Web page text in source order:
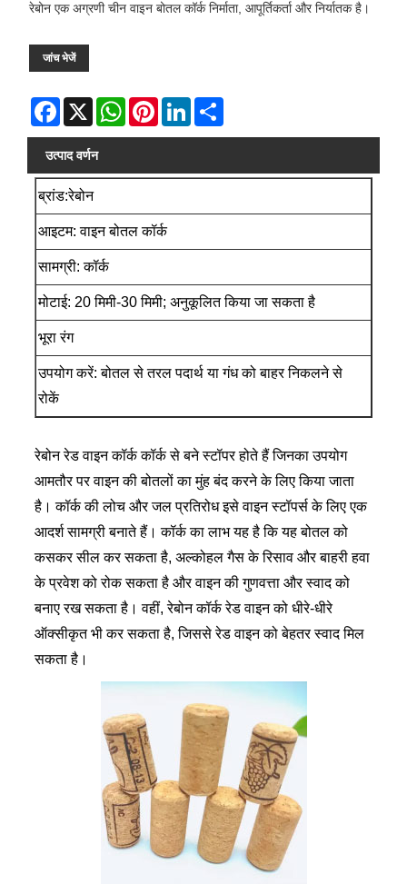
रेबोन एक अग्रणी चीन वाइन बोतल कॉर्क निर्माता, आपूर्तिकर्ता और निर्यातक है।
जांच भेजें
Facebook
X WhatsAppPinterestLinkedIn
उत्पाद वर्णन
ब्रांड:रेबोन
आइटम: वाइन बोतल कॉर्क
सामग्री: कॉर्क
मोटाई: 20 मिमी-30 मिमी; अनुकूलित किया जा सकता है
भूरा रंग
उपयोग करें: बोतल से तरल पदार्थ या गंध को बाहर निकलने से
रोकें
रेबोन रेड वाइन कॉर्क कॉर्क से बने स्टॉपर होते हैं जिनका उपयोग
आमतौर पर वाइन की बोतलों का मुंह बंद करने के लिए किया जाता
है। कॉर्क की लोच और जल प्रतिरोध इसे वाइन स्टॉपर्स के लिए एक
आदर्श सामग्री बनाते हैं। कॉर्क का लाभ यह है कि यह बोतल को
कसकर सील कर सकता है, अल्कोहल गैस के रिसाव और बाहरी हवा
के प्रवेश को रोक सकता है और वाइन की गुणवत्ता और स्वाद को
बनाए रख सकता है। वहीं, रेबोन कॉर्क रेड वाइन को धीरे-धीरे
ऑक्सीकृत भी कर सकता है, जिससे रेड वाइन को बेहतर स्वाद मिल
सकता है।